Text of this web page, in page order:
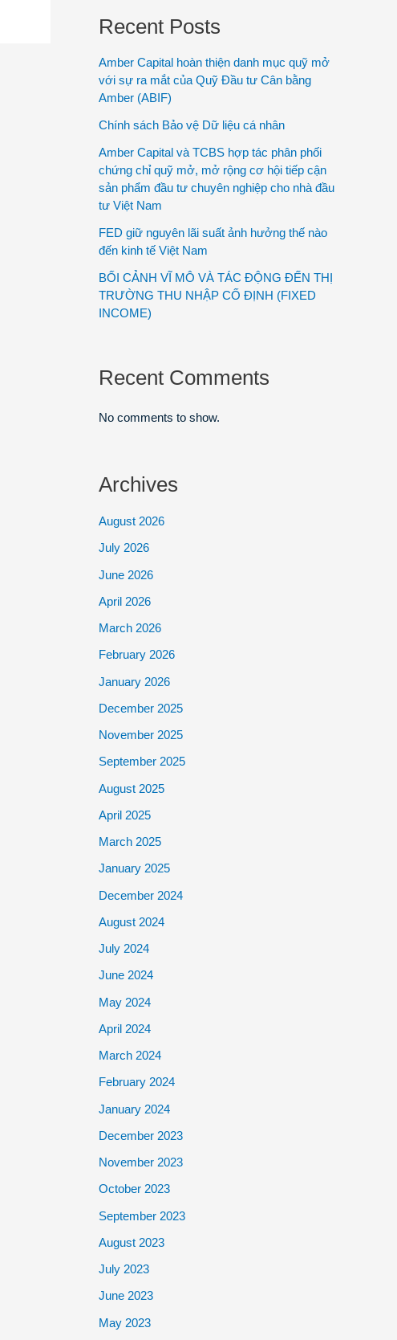
Recent Posts
Amber Capital hoàn thiện danh mục quỹ mở
với sự ra mắt của Quỹ Đầu tư Cân bằng
Amber (ABIF)
Chính sách Bảo vệ Dữ liệu cá nhân
Amber Capital và TCBS hợp tác phân phối
chứng chỉ quỹ mở, mở rộng cơ hội tiếp cận
sản phẩm đầu tư chuyên nghiệp cho nhà đầu
tư Việt Nam
FED giữ nguyên lãi suất ảnh hưởng thế nào
đến kinh tế Việt Nam
BỐI CẢNH VĨ MÔ VÀ TÁC ĐỘNG ĐẾN THỊ
TRƯỜNG THU NHẬP CỐ ĐỊNH (FIXED
INCOME)
Recent Comments
No comments to show.
Archives
August 2026
July 2026
June 2026
April 2026
March 2026
February 2026
January 2026
December 2025
November 2025
September 2025
August 2025
April 2025
March 2025
January 2025
December 2024
August 2024
July 2024
June 2024
May 2024
April 2024
March 2024
February 2024
January 2024
December 2023
November 2023
October 2023
September 2023
August 2023
July 2023
June 2023
May 2023